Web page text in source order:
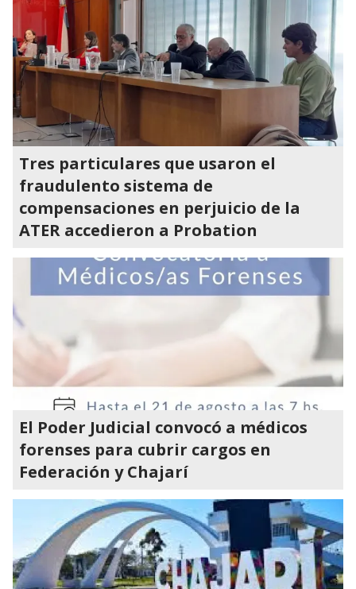
Tres particulares que usaron el
fraudulento sistema de
compensaciones en perjuicio de la
ATER accedieron a Probation
El Poder Judicial convocó a médicos
forenses para cubrir cargos en
Federación y Chajarí